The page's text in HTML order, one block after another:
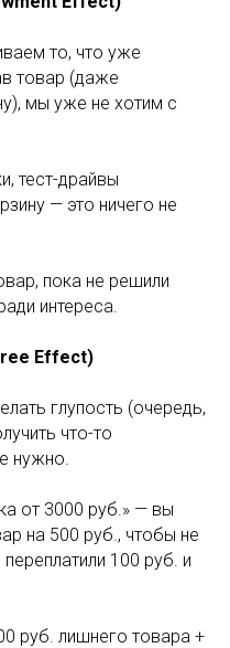
то, что уже
товар (даже
мы уже не хотим с
тест-драйвы
— это ничего не
пока не решили
интереса.
Effect)
глупость (очередь,
что-то
нужно.
от 3000 руб.» — вы
на 500 руб., чтобы не
100 руб. и
руб. лишнего товара +